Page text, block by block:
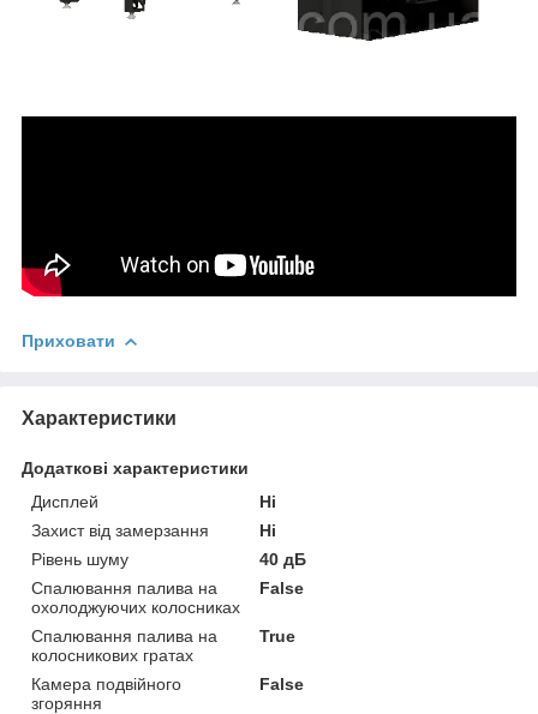
Приховати
Характеристики
Додаткові характеристики
Дисплей
Ні
Захист від замерзання
Ні
Рівень шуму
40 дБ
Спалювання палива на
охолоджуючих колосниках
False
Спалювання палива на
колосникових гратах
True
Камера подвійного
згоряння
False